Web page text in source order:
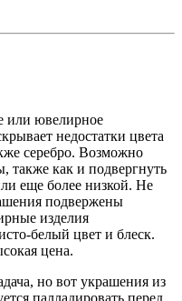
или ювелирное
недостатки цвета
серебро. Возможно
также как и подвергнуть
еще более низкой. Не
подвержены
изделия
белый цвет и блеск.
цена.
но вот украшения из
палладировать перед